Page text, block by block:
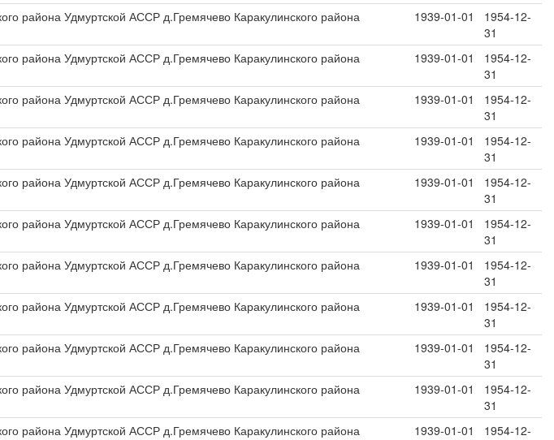
района Удмуртской АССР д.Гремячево Каракулинского района
1939-01-01
1954-12-
31
района Удмуртской АССР д.Гремячево Каракулинского района
1939-01-01
1954-12-
31
района Удмуртской АССР д.Гремячево Каракулинского района
1939-01-01
1954-12-
31
района Удмуртской АССР д.Гремячево Каракулинского района
1939-01-01
1954-12-
31
района Удмуртской АССР д.Гремячево Каракулинского района
1939-01-01
1954-12-
31
района Удмуртской АССР д.Гремячево Каракулинского района
1939-01-01
1954-12-
31
района Удмуртской АССР д.Гремячево Каракулинского района
1939-01-01
1954-12-
31
района Удмуртской АССР д.Гремячево Каракулинского района
1939-01-01
1954-12-
31
района Удмуртской АССР д.Гремячево Каракулинского района
1939-01-01
1954-12-
31
района Удмуртской АССР д.Гремячево Каракулинского района
1939-01-01
1954-12-
31
района Удмуртской АССР д.Гремячево Каракулинского района
1939-01-01
1954-12-